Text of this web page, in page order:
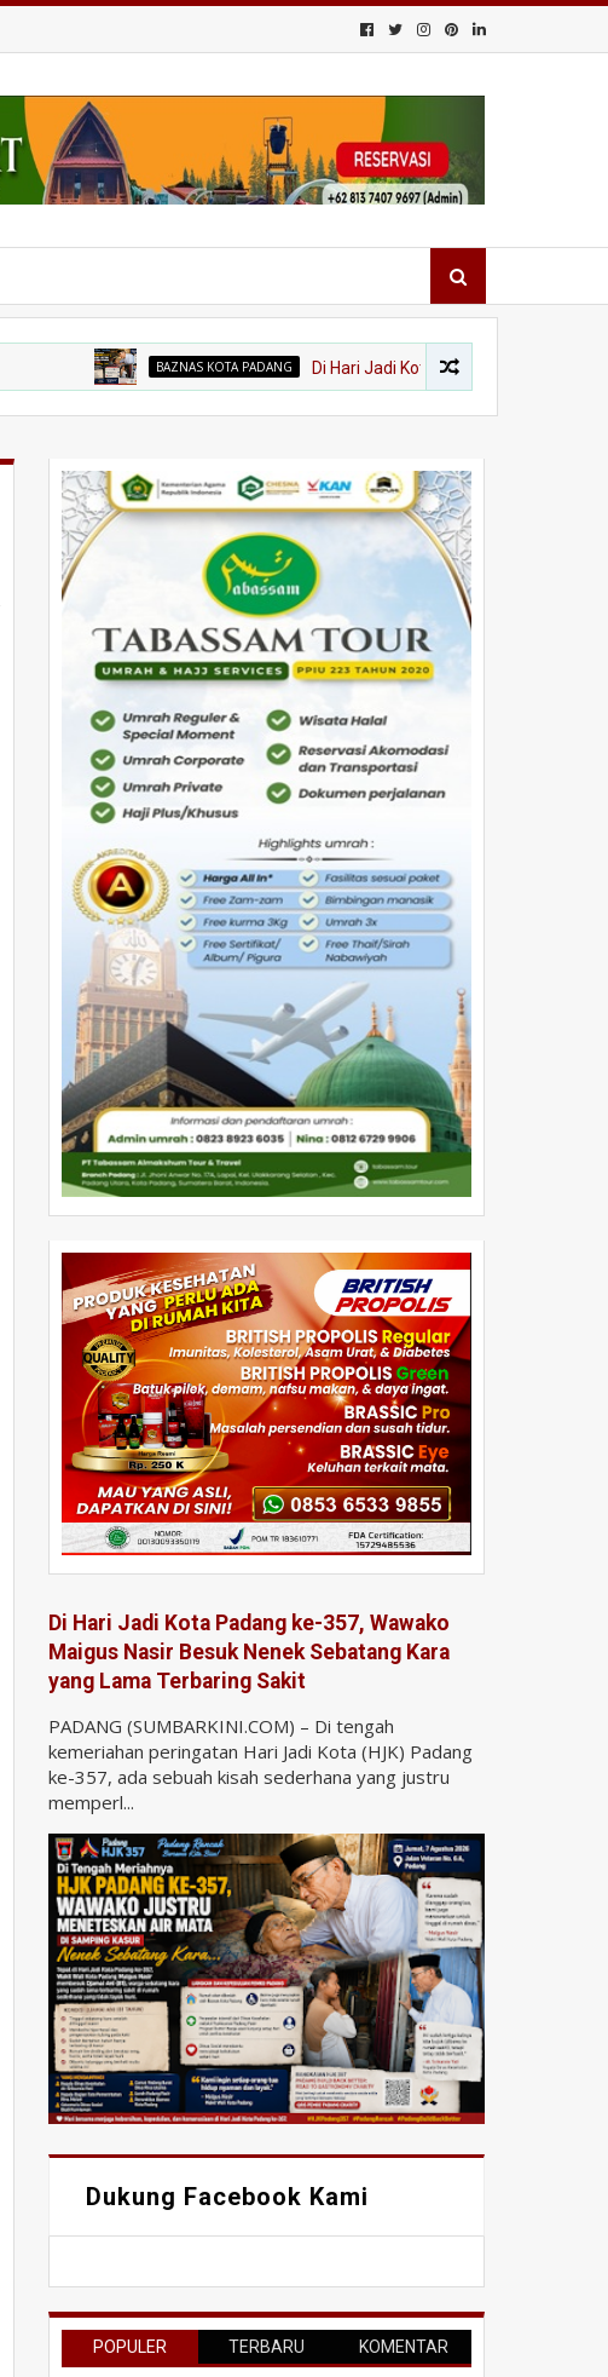
BAZNAS KOTA PADANG Di Hari Jadi Kota Padang ke-357, Wawako
Di Hari Jadi Kota Padang ke-357, Wawako
Maigus Nasir Besuk Nenek Sebatang Kara
yang Lama Terbaring Sakit
PADANG (SUMBARKINI.COM) – Di tengah
kemeriahan peringatan Hari Jadi Kota (HJK) Padang
ke-357, ada sebuah kisah sederhana yang justru
memperl...
Dukung Facebook Kami
POPULER TERBARU KOMENTAR